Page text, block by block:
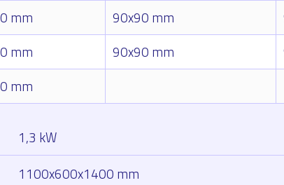
mm 90x90 mm
mm 90x90 mm
mm
1,3 kW
1100x600x1400 mm